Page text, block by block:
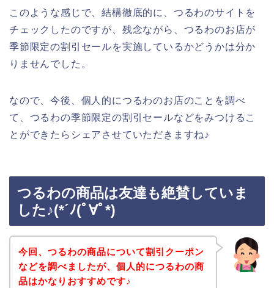
このような感じで、結構徹底的に、つるわのサイトを
チェックしたのですが、残念ながら、つるわのお店が
季節限定の割引セールを実施しているかどうかは分か
りませんでした。
なので、今後、個人的につるわのお店のことを調べ
て、つるわの季節限定の割引セールなどをみつけるこ
とができたらシェアさせていただきますね♪
つるわの商品は友達も絶賛していま
した♪(*´ﾉ(ﾟ∀ﾟ*)
今回、つるわの商品について割引クーポン
などを調べましたが、個人的につるわの商
品はかなりおすすめです♪